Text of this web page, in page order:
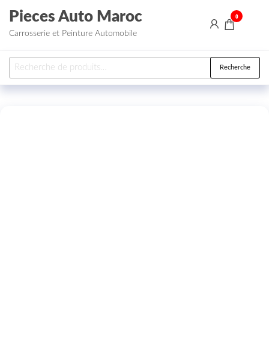
Aller au contenu
Pieces Auto Maroc
Carrosserie et Peinture Automobile
0
Recherche pour : Recherche